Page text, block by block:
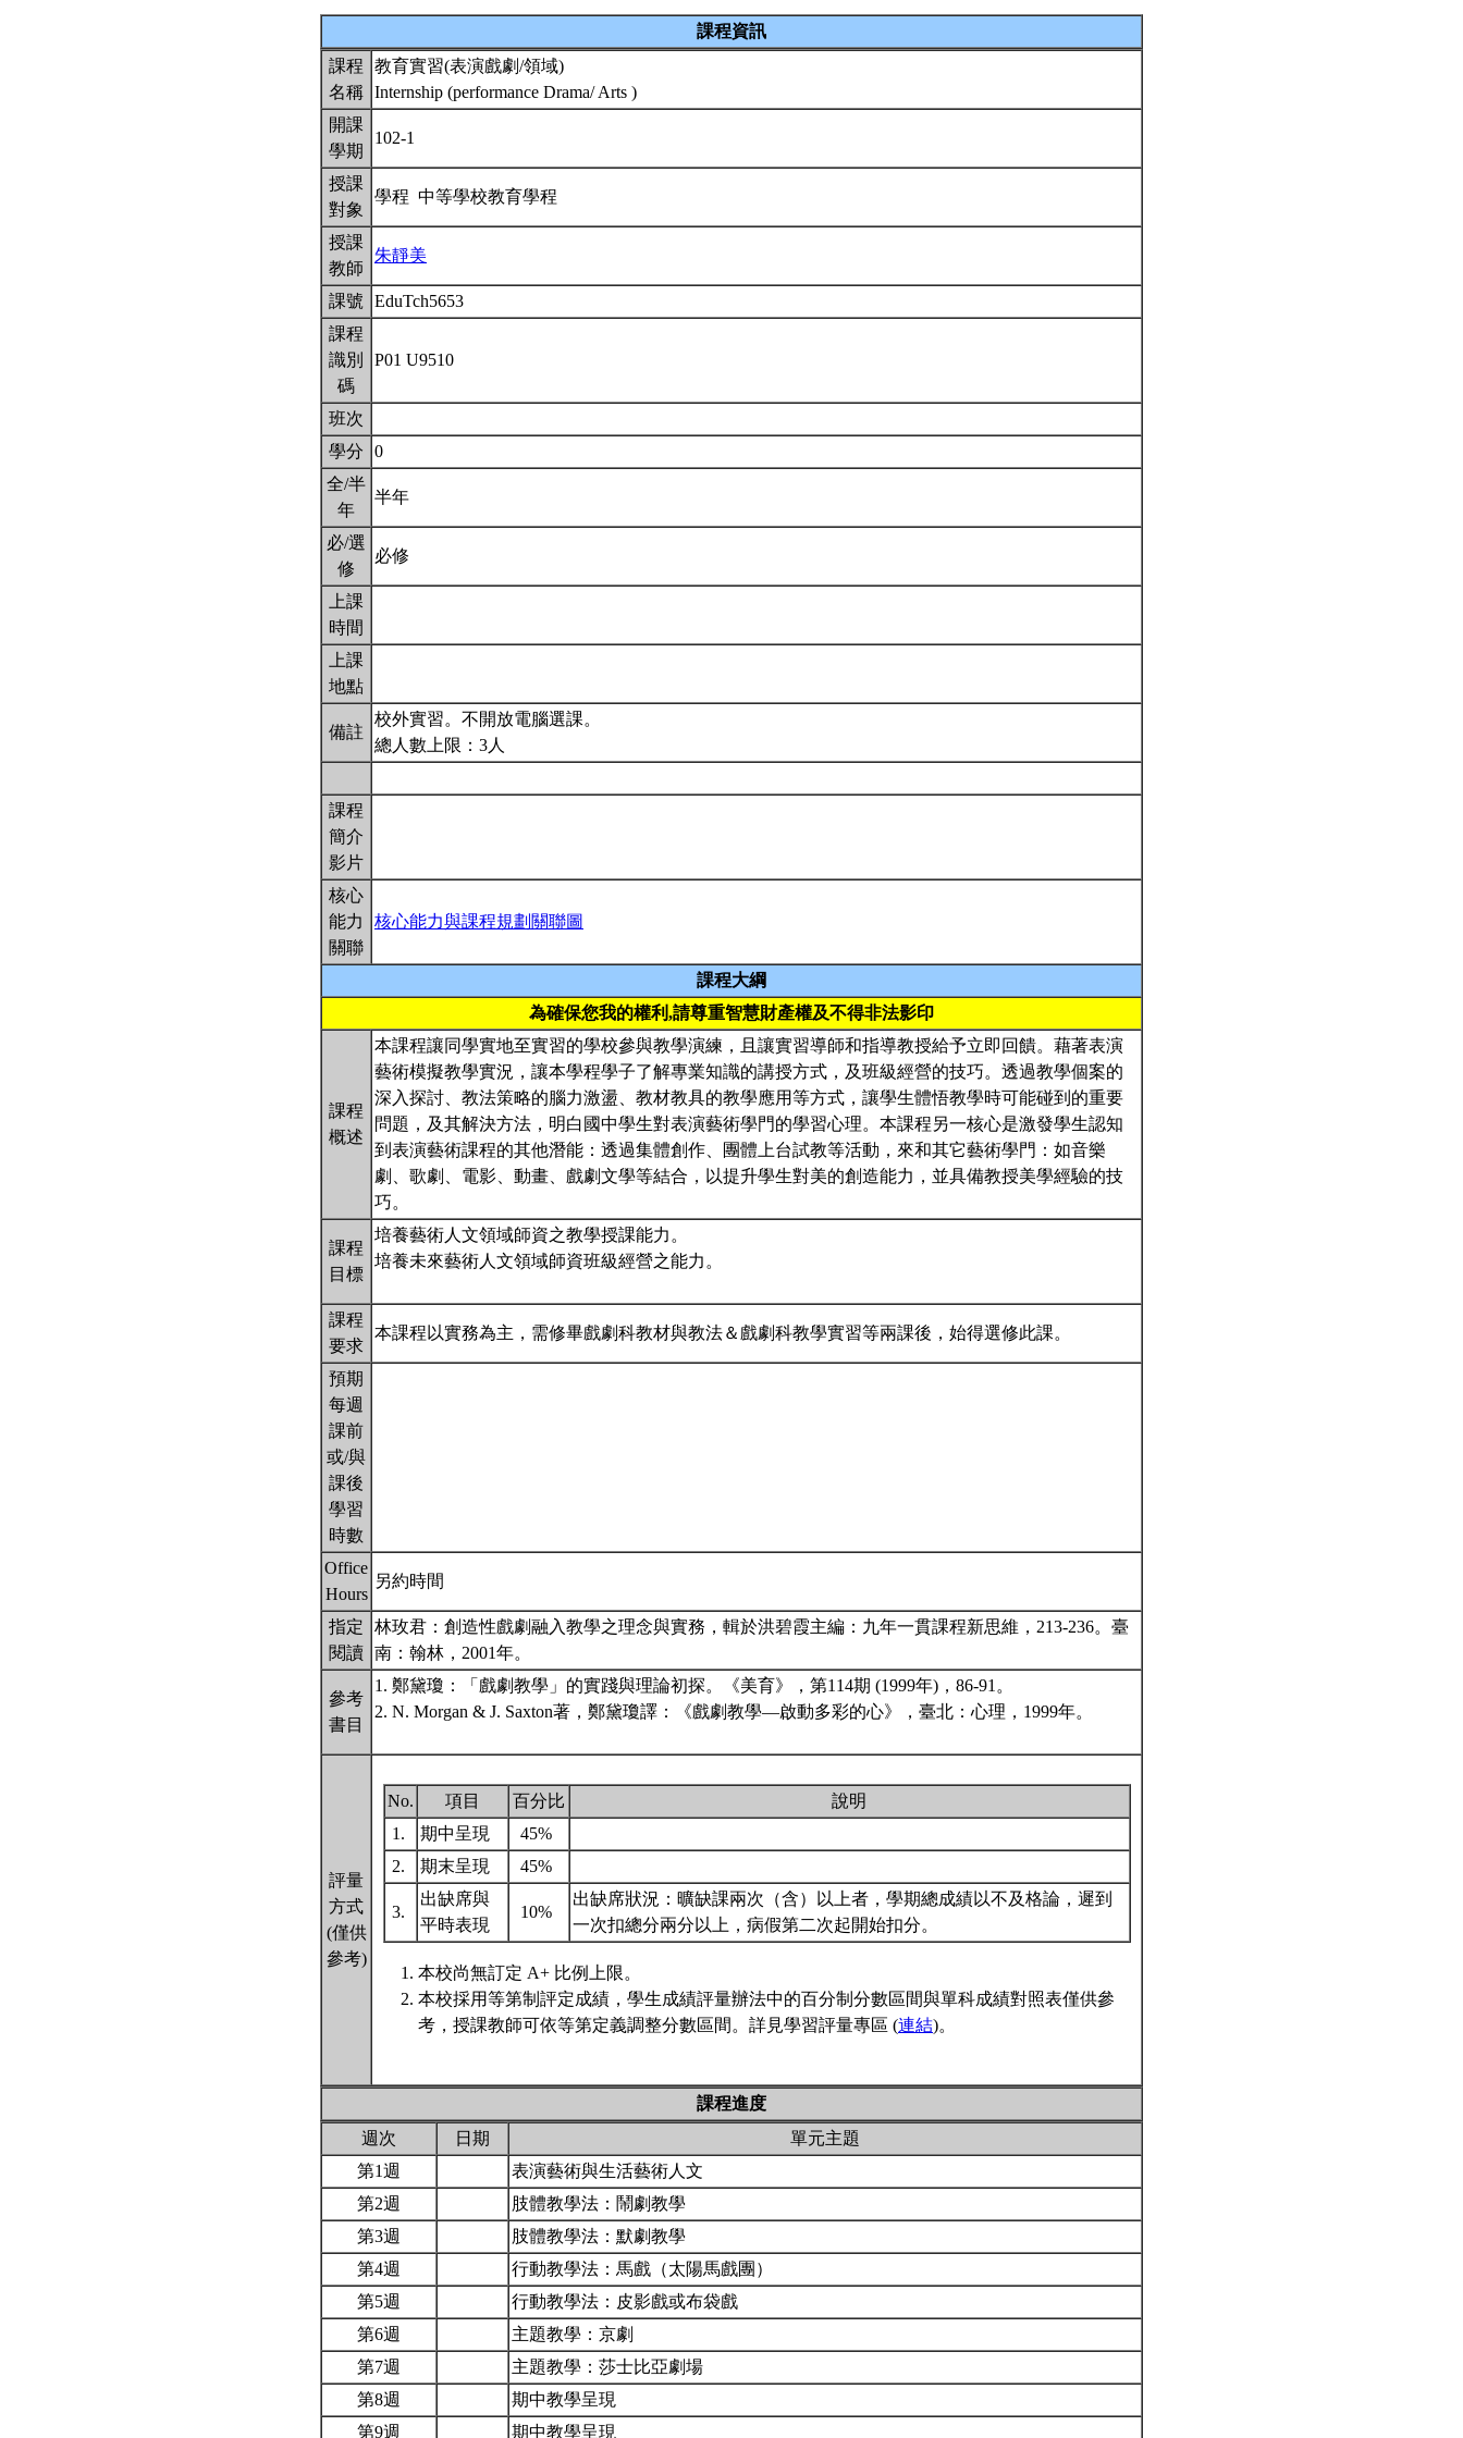
課程資訊
課程
名稱
教育實習(表演戲劇/領域)
Internship (performance Drama/ Arts )
開課
學期
102-1
授課
對象
學程 中等學校教育學程
授課
教師
朱靜美
課號
EduTch5653
課程
識別
碼
P01 U9510
班次
學分
0
全/半
年
半年
必/選
修
必修
上課
時間
上課
地點
備註
校外實習。不開放電腦選課。
總人數上限：3人
課程
簡介
影片
核心
能力
關聯
核心能力與課程規劃關聯圖
課程大綱
為確保您我的權利,請尊重智慧財產權及不得非法影印
課程
概述
本課程讓同學實地至實習的學校參與教學演練，且讓實習導師和指導教授給予立即回饋。藉著表演
藝術模擬教學實況，讓本學程學子了解專業知識的講授方式，及班級經營的技巧。透過教學個案的
深入探討、教法策略的腦力激盪、教材教具的教學應用等方式，讓學生體悟教學時可能碰到的重要
問題，及其解決方法，明白國中學生對表演藝術學門的學習心理。本課程另一核心是激發學生認知
到表演藝術課程的其他潛能：透過集體創作、團體上台試教等活動，來和其它藝術學門：如音樂
劇、歌劇、電影、動畫、戲劇文學等結合，以提升學生對美的創造能力，並具備教授美學經驗的技
巧。
課程
目標
培養藝術人文領域師資之教學授課能力。
培養未來藝術人文領域師資班級經營之能力。
課程
要求
本課程以實務為主，需修畢戲劇科教材與教法＆戲劇科教學實習等兩課後，始得選修此課。
預期
每週
課前
或/與
課後
學習
時數
Office
Hours
另約時間
指定
閱讀
林玫君：創造性戲劇融入教學之理念與實務，輯於洪碧霞主編：九年一貫課程新思維，213-236。臺
南：翰林，2001年。
參考
書目
1. 鄭黛瓊：「戲劇教學」的實踐與理論初探。《美育》，第114期 (1999年)，86-91。
2. N. Morgan & J. Saxton著，鄭黛瓊譯：《戲劇教學—啟動多彩的心》，臺北：心理，1999年。
評量
方式
(僅供
參考)
No. 項目 百分比
說明
1.
期中呈現
45%
2.
期末呈現 45%
3.
出缺席與
平時表現
10%
出缺席狀況：曠缺課兩次（含）以上者，學期總成績以不及格論，遲到
一次扣總分兩分以上，病假第二次起開始扣分。
本校尚無訂定 A+ 比例上限。
本校採用等第制評定成績，學生成績評量辦法中的百分制分數區間與單科成績對照表僅供參
考，授課教師可依等第定義調整分數區間。詳見學習評量專區 (連結)。
課程進度
週次
日期
單元主題
第1週
表演藝術與生活藝術人文
第2週
肢體教學法：鬧劇教學
第3週
肢體教學法：默劇教學
第4週
行動教學法：馬戲（太陽馬戲團）
第5週
行動教學法：皮影戲或布袋戲
第6週
主題教學：京劇
第7週
主題教學：莎士比亞劇場
第8週
期中教學呈現
第9週
期中教學呈現